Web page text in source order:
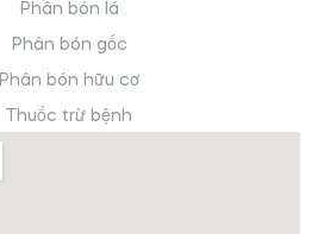
Phân bón lá
Phân bón gốc
Phân bón hữu cơ
Thuốc trừ bệnh